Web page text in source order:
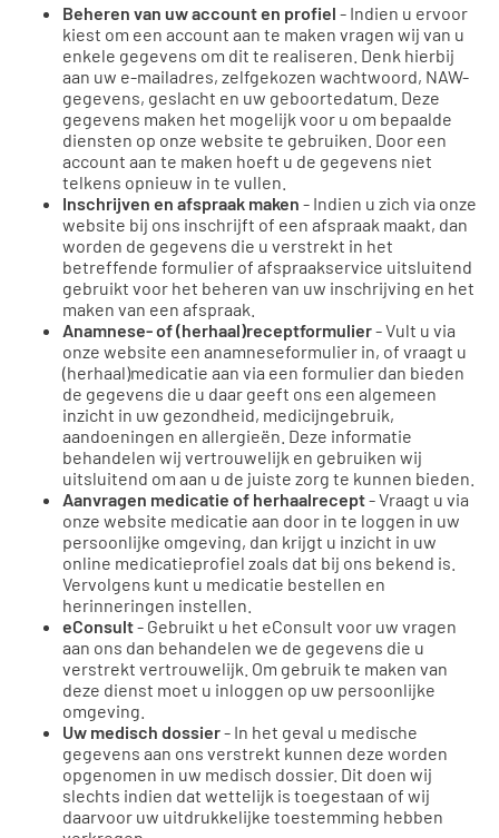
Beheren van uw account en profiel - Indien u ervoor
kiest om een account aan te maken vragen wij van u
enkele gegevens om dit te realiseren. Denk hierbij
aan uw e-mailadres, zelfgekozen wachtwoord, NAW-
gegevens, geslacht en uw geboortedatum. Deze
gegevens maken het mogelijk voor u om bepaalde
diensten op onze website te gebruiken. Door een
account aan te maken hoeft u de gegevens niet
telkens opnieuw in te vullen.
Inschrijven en afspraak maken - Indien u zich via onze
website bij ons inschrijft of een afspraak maakt, dan
worden de gegevens die u verstrekt in het
betreffende formulier of afspraakservice uitsluitend
gebruikt voor het beheren van uw inschrijving en het
maken van een afspraak.
Anamnese- of (herhaal)receptformulier- Vult u via
onze website een anamneseformulier in, of vraagt u
(herhaal)medicatie aan via een formulier dan bieden
de gegevens die u daar geeft ons een algemeen
inzicht in uw gezondheid, medicijngebruik,
aandoeningen en allergieën. Deze informatie
behandelen wij vertrouwelijk en gebruiken wij
uitsluitend om aan u de juiste zorg te kunnen bieden.
Aanvragen medicatie of herhaalrecept- Vraagt u via
onze website medicatie aan door in te loggen in uw
persoonlijke omgeving, dan krijgt u inzicht in uw
online medicatieprofiel zoals dat bij ons bekend is.
Vervolgens kunt u medicatie bestellen en
herinneringen instellen.
eConsult- Gebruikt u het eConsult voor uw vragen
aan ons dan behandelen we de gegevens die u
verstrekt vertrouwelijk. Om gebruik te maken van
deze dienst moet u inloggen op uw persoonlijke
omgeving.
Uw medisch dossier- In het geval u medische
gegevens aan ons verstrekt kunnen deze worden
opgenomen in uw medisch dossier. Dit doen wij
slechts indien dat wettelijk is toegestaan of wij
daarvoor uw uitdrukkelijke toestemming hebben